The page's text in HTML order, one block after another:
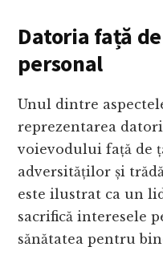
Datoria față
personal
Unul dintre
reprezentarea
voievodului față de
adversităților și
este ilustrat ca un
sacrifică interesele
sănătatea pentru